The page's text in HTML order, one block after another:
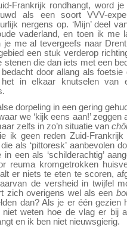
Frankrijk rondhangt, word
als een soort VVV-
nergens op. ‘Mijn’ deel
vaderland, en toen ik me
je me al tevergeefs naar
een stuk verderop
stenen die dan iets met een
door allang als foetsie
in elkaar knutselen van
dorpeling in een gering
we ‘kijk eens aan!’ zeggen
zelfs in zo’n situatie van
ik geen reden Zuid-
als ‘pittoresk’ aanbevolen
een als ‘schilderachtig’
reuma kromgetrokken
er niets te eten te scoren,
de versheid in twijfel
zich overigens wel als een
dan? Als je er één gezien
weten hoe de vlag er bij
en ik ben niet nieuwsgierig.